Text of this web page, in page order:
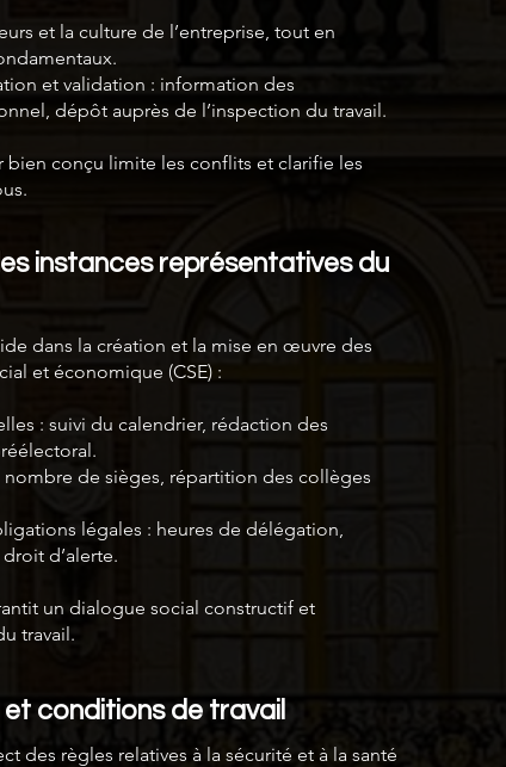
et la culture de l’entreprise, tout en
et validation : information des
dépôt auprès de l’inspection du travail.
bien conçu limite les conflits et clarifie les
instances représentatives du
dans la création et la mise en œuvre des
et économique (CSE) :
: suivi du calendrier, rédaction des
de sièges, répartition des collèges
légales : heures de délégation,
d’alerte.
un dialogue social constructif et
travail.
conditions de travail
des règles relatives à la sécurité et à la santé